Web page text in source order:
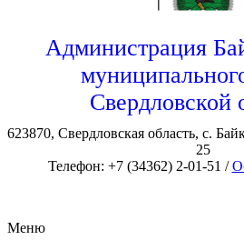
Администрация
Свердловской
623870, Свердловская область, с.
25
Телефон: +7 (34362) 2-01-51 /
Меню